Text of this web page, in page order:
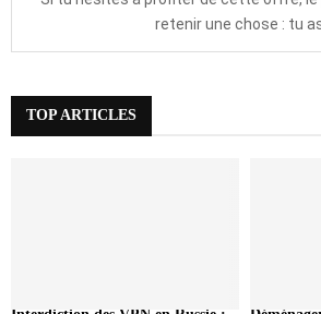
retenir une chose : tu
TOP ARTICLES